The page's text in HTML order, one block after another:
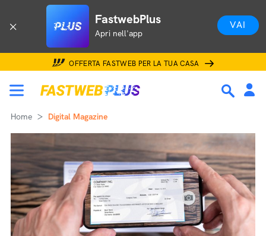
FastwebPlus
Apri nell'app
VAI
OFFERTA FASTWEB PER LA TUA CASA
Home Digital Magazine